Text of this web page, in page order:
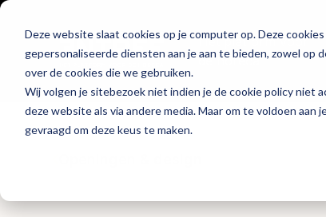
Deze website slaat cookies op je computer op. Deze
gepersonaliseerde diensten aan je aan te bieden, zowel op
over de cookies die we gebruiken.
Wij volgen je sitebezoek niet indien je de cookie policy
deze website als via andere media. Maar om te voldoen
gevraagd om deze keus te maken.
Hét platform voor
de horeca